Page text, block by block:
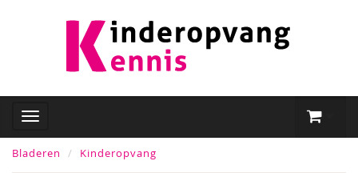
Bladeren Kinderopvang